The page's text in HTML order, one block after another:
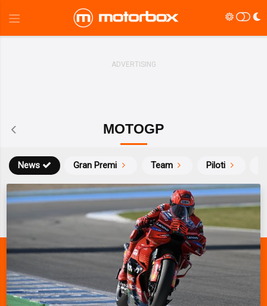
MOTOGP
News Gran Premi Team Piloti